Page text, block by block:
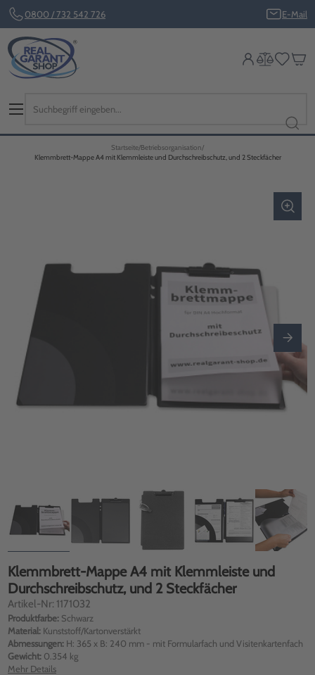
0800 / 732 542 726 E-Mail
Startseite Betriebsorganisation
Klemmbrett-Mappe A4 mit Klemmleiste und Durchschreibschutz, und 2 Steckfächer
Klemmbrett-Mappe A4 mit Klemmleiste und
Durchschreibschutz, und 2 Steckfächer
Artikel-Nr: 1171032
Produktfarbe: Schwarz
Material: Kunststoff/Kartonverstärkt
Abmessungen: H: 365 x B: 240 mm - mit Formularfach und Visitenkartenfach
Gewicht: 0.354 kg
Mehr Details